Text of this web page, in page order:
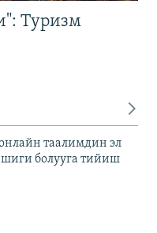
Туризм
таалимдин эл
болууга тийиш